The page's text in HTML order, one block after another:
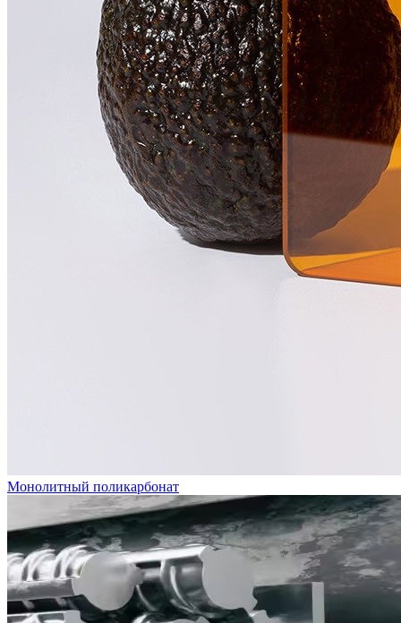
Монолитный поликарбонат